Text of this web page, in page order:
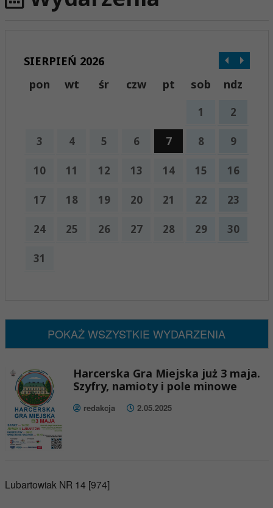
SIERPIEŃ 2026
pon
wt śr czw pt sob ndz
1 2
3 4 5 6 7 8 9
10 11 12 13 14 15 16
17 18 19 20 21 22 23
24 25 26 27 28 29 30
31
POKAŻ WSZYSTKIE WYDARZENIA
Harcerska Gra Miejska już 3 maja.
Szyfry, namioty i pole minowe
redakcja 2.05.2025
Lubartowiak NR 14 [974]